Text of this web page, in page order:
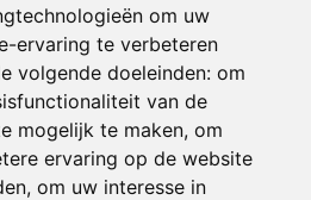
om uw
ervaring te verbeteren
volgende doeleinden: om
van de
mogelijk te maken, om
ervaring op de website
, om uw interesse in
heel de provincie Luik:
gebied rond Luik-stad
de valleien van de
Wij zijn uitgerust
locaties op
bergwegen.